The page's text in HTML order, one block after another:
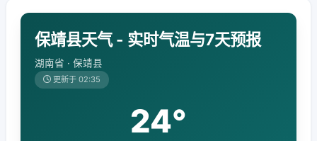
保靖县天气 - 实时气温与7天预报
湖南省 · 保靖县
更新于 02:35
24°